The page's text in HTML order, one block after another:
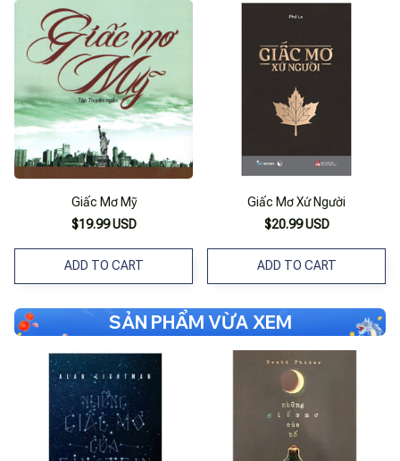
Giấc Mơ Mỹ
$19.99 USD
ADD TO CART
Giấc Mơ Xứ Người
$20.99 USD
ADD TO CART
SẢN PHẨM VỪA XEM